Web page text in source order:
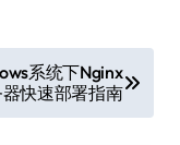
系统下Nginx
器快速部署指南